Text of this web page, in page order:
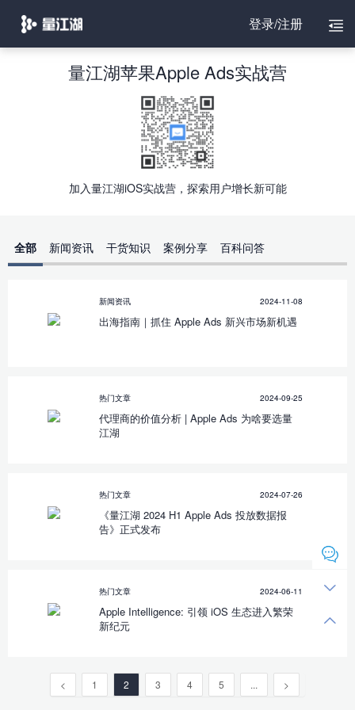
登录/注册
量江湖苹果Apple Ads实战营
加入量江湖iOS实战营，探索用户增长新可能
全部 新闻资讯 干货知识 案例分享 百科问答
新闻资讯 2024-11-08
出海指南｜抓住 Apple Ads 新兴市场新机遇
热门文章 2024-09-25
代理商的价值分析 | Apple Ads 为啥要选量
江湖
热门文章 2024-07-26
《量江湖 2024 H1 Apple Ads 投放数据报
告》正式发布
热门文章 2024-06-11
Apple Intelligence: 引领 iOS 生态进入繁荣
新纪元
< 1 2 3 4 5 ... >